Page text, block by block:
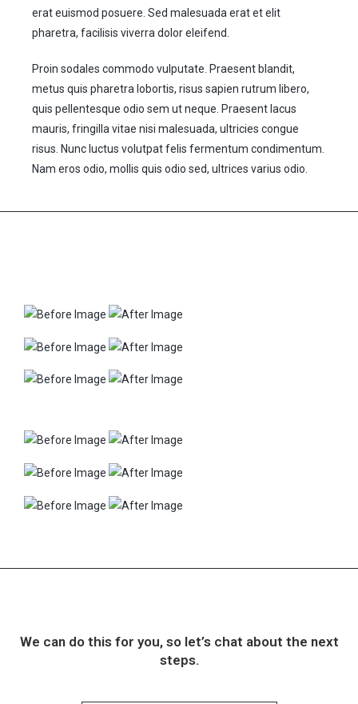
erat euismod posuere. Sed malesuada erat et elit
pharetra, facilisis viverra dolor eleifend.
Proin sodales commodo vulputate. Praesent blandit,
metus quis pharetra lobortis, risus sapien rutrum libero,
quis pellentesque odio sem ut neque. Praesent lacus
mauris, fringilla vitae nisi malesuada, ultricies congue
risus. Nunc luctus volutpat felis fermentum condimentum.
Nam eros odio, mollis quis odio sed, ultrices varius odio.
We can do this for you, so let’s chat about the next
steps.